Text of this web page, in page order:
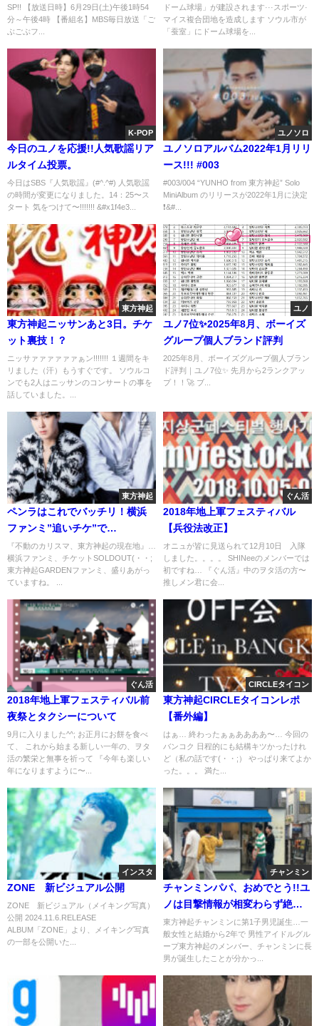
SP!! 【放送日時】6月29日(土)午後1時54
分～午後4時 【番組名】MBS毎日放送「ご
ぶごぶフ...
ドーム球場」が建設されます···スポーツ·
マイス複合団地を造成します ソウル市が
「蚕室」にドーム球場を...
K-POP
今日のユノを応援!!人気歌謡リア
ルタイム投票。
今日はSBS『人気歌謡』(#^.^#) 人気歌謡
の時間が変更になりました。14：25〜ス
タート 気をつけて〜!!!!!!! &#x1f4e3...
ユノソロ
ユノソロアルバム2022年1月リリ
ース!!! #003
#003/004 “YUNHO from 東方神起” Solo
MiniAlbum のリリースが2022年1月に決定
❗&#...
東方神起
東方神起ニッサンあと3日。チケ
ット裏技！？
ニッサァァァァァァぁン!!!!!!! １週間をキ
リました（汗）もうすぐです。 ソウルコ
ンでも2人はニッサンのコンサートの事を
話していました。...
ユノ
ユノ7位✨️2025年8月、ボーイズ
グループ個人ブランド評判
2025年8月、ボーイズグループ個人ブラン
ド評判｜ユノ7位✨️ 先月から2ランクアッ
プ！！🚀 ブ...
東方神起
ペンラはこれでバッチリ！横浜
ファンミ”追いチケ”で
SOLDOUT！
『不動のカリスマ、東方神起の現在地』…
横浜ファンミ、チケットSOLDOUT(・・;
東方神起GARDENファンミ、盛りあがっ
ていますね。 ...
ぐん活
2018年地上軍フェスティバル
【兵役法改正】
オニュが皆に見送られて12月10日 入隊
しました。。。。 SHINeeのメンバーでは
初ですね… 『ぐん活』中のヲタ活の方〜
推しメン君に会...
ぐん活
2018年地上軍フェスティバル前
夜祭とタクシーについて
9月に入りました^^; お正月にお餅を食べ
て、 これから始まる新しい一年の、ヲタ
活の繁栄と無事を祈って 『今年も楽しい
年になりますように〜...
CIRCLEタイコン
東方神起CIRCLEタイコンレポ
【番外編】
はぁ… 終わったぁぁああああ〜… 今回の
バンコク 日程的にも結構キツかったけれ
ど（私の話です(・・;） やっぱり来てよか
った。。。 満た...
インスタ
ZONE 新ビジュアル公開
ZONE 新ビジュアル（メイキング写真）
公開 2024.11.6.RELEASE
ALBUM「ZONE」より、メイキング写真
の一部を公開いた...
チャンミン
チャンミンパパ、おめでとう!!ユ
ノは目撃情報が相変わらず絶え
ないのね♡
東方神起チャンミンに第1子男児誕生…一
般女性と結婚から2年で 男性アイドルグル
ープ東方神起のメンバー、チャンミンに長
男が誕生したことが分かっ...